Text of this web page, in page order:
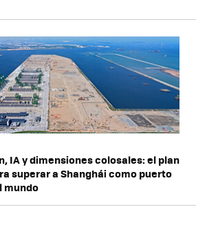
IA y dimensiones colosales: el plan
superar a Shanghái como puerto
mundo